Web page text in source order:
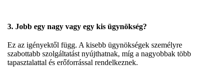
3. Jobb egy nagy vagy egy kis ügynökség?
Ez az igényektől függ. A kisebb ügynökségek személyre
szabottabb szolgáltatást nyújthatnak, míg a nagyobbak több
tapasztalattal és erőforrással rendelkeznek.